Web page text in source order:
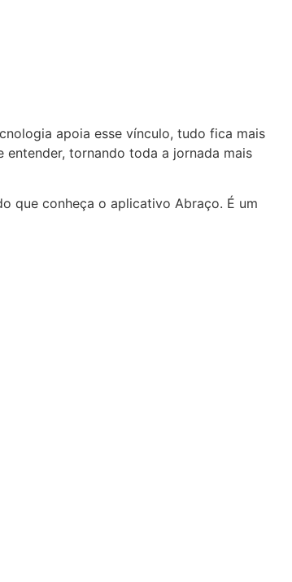
apoia esse vínculo, tudo fica mais
entender, tornando toda a jornada mais
que conheça o aplicativo Abraço. É um